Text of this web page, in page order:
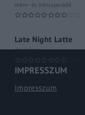
mém- és iróniaparádé
Late Night Latte
shoműsor
IMPRESSZUM
Impresszum